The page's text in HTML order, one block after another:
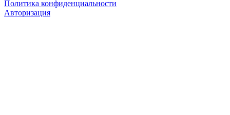
Политика конфиденциальности
Авторизация